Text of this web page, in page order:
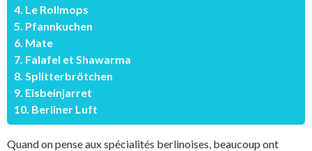
4. Le Rollmops
5. Pfannkuchen
6. Mate
7. Falafel et Shawarma
8. Splitterbrötchen
9. Eisbeinjarret
10. Berliner Luft
Quand on pense aux spécialités berlinoises, beaucoup ont